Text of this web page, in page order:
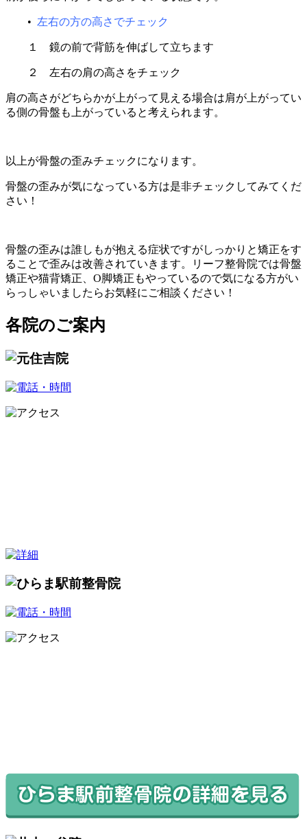
• 左右の方の高さでチェック
１ 鏡の前で背筋を伸ばして立ちます
２ 左右の肩の高さをチェック
肩の高さがどちらかが上がって見える場合は肩が上がってい
る側の骨盤も上がっていると考えられます。
以上が骨盤の歪みチェックになります。
骨盤の歪みが気になっている方は是非チェックしてみてくだ
さい！
骨盤の歪みは誰しもが抱える症状ですがしっかりと矯正をす
ることで歪みは改善されていきます。リーフ整骨院では骨盤
矯正や猫背矯正、O脚矯正もやっているので気になる方がい
らっしゃいましたらお気軽にご相談ください！
各院のご案内